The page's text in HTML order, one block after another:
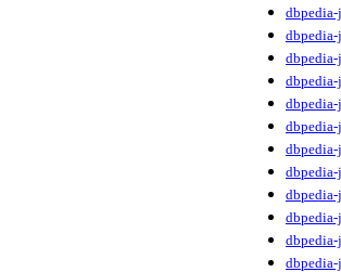
dbpedia-
dbpedia-
dbpedia-
dbpedia-
dbpedia-
dbpedia-
dbpedia-
dbpedia-
dbpedia-
dbpedia-
dbpedia-
dbpedia-